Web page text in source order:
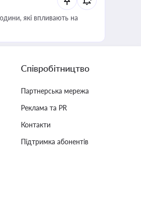
які впливають на
Співробітництво
Партнерська мережа
Реклама та PR
Контакти
Підтримка абонентів